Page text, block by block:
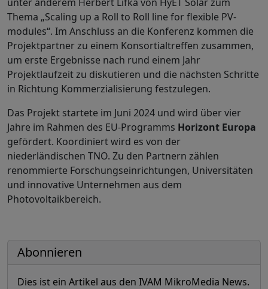
Thema „Scaling up a Roll to Roll line for flexible PV-
modules“. Im Anschluss an die Konferenz kommen die
Projektpartner zu einem Konsortialtreffen zusammen,
um erste Ergebnisse nach rund einem Jahr
Projektlaufzeit zu diskutieren und die nächsten Schritte
in Richtung Kommerzialisierung festzulegen.
Das Projekt startete im Juni 2024 und wird über vier
Jahre im Rahmen des EU-Programms Horizont Europa
gefördert. Koordiniert wird es von der
niederländischen TNO. Zu den Partnern zählen
renommierte Forschungseinrichtungen, Universitäten
und innovative Unternehmen aus dem
Photovoltaikbereich.
Abonnieren
Dies ist ein Artikel aus den IVAM MikroMedia News.